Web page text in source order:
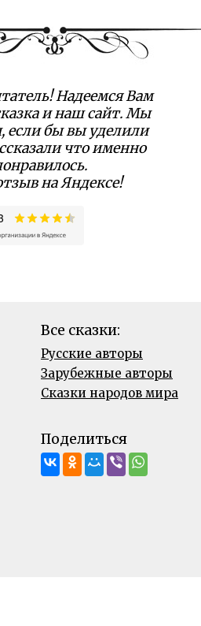
Надеемся Вам
и наш сайт. Мы
если бы вы уделили
что именно
на Яндексе!
Все сказки:
Русские авторы
Зарубежные авторы
Сказки народов мира
Поделиться